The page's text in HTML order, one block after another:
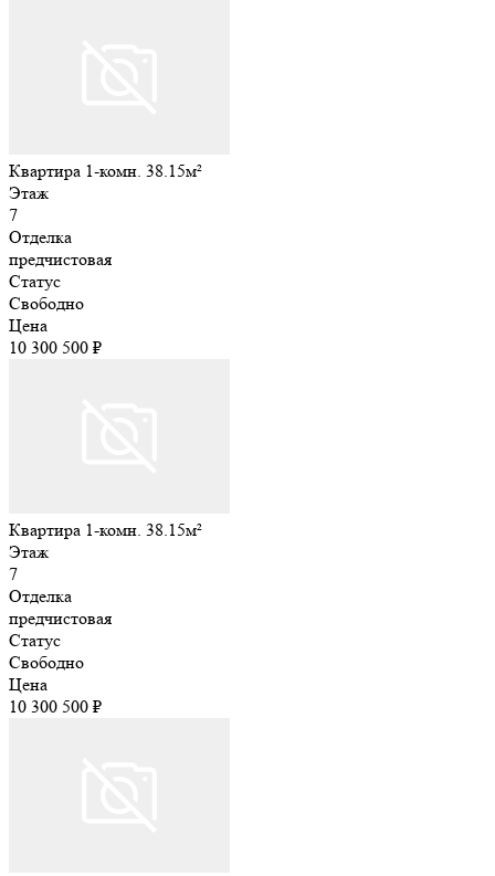
Квартира 1-комн. 38.15м²
Этаж
7
Отделка
предчистовая
Статус
Свободно
Цена
10 300 500 ₽
Квартира 1-комн. 38.15м²
Этаж
7
Отделка
предчистовая
Статус
Свободно
Цена
10 300 500 ₽